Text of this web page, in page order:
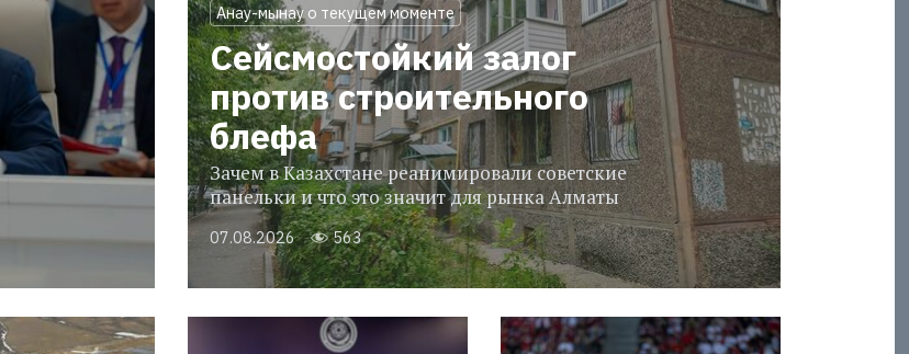
Анау-мынау о текущем моменте
Сейсмостойкий залог
против строительного
блефа
Зачем в Казахстане реанимировали советские
панельки и что это значит для рынка Алматы
07.08.2026 563